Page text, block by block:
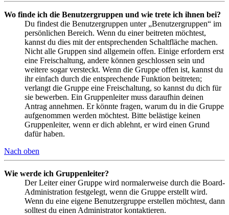
Wo finde ich die Benutzergruppen und wie trete ich ihnen bei?
Du findest die Benutzergruppen unter „Benutzergruppen“ im
persönlichen Bereich. Wenn du einer beitreten möchtest,
kannst du dies mit der entsprechenden Schaltfläche machen.
Nicht alle Gruppen sind allgemein offen. Einige erfordern erst
eine Freischaltung, andere können geschlossen sein und
weitere sogar versteckt. Wenn die Gruppe offen ist, kannst du
ihr einfach durch die entsprechende Funktion beitreten;
verlangt die Gruppe eine Freischaltung, so kannst du dich für
sie bewerben. Ein Gruppenleiter muss daraufhin deinen
Antrag annehmen. Er könnte fragen, warum du in die Gruppe
aufgenommen werden möchtest. Bitte belästige keinen
Gruppenleiter, wenn er dich ablehnt, er wird einen Grund
dafür haben.
Nach oben
Wie werde ich Gruppenleiter?
Der Leiter einer Gruppe wird normalerweise durch die Board-
Administration festgelegt, wenn die Gruppe erstellt wird.
Wenn du eine eigene Benutzergruppe erstellen möchtest, dann
solltest du einen Administrator kontaktieren.